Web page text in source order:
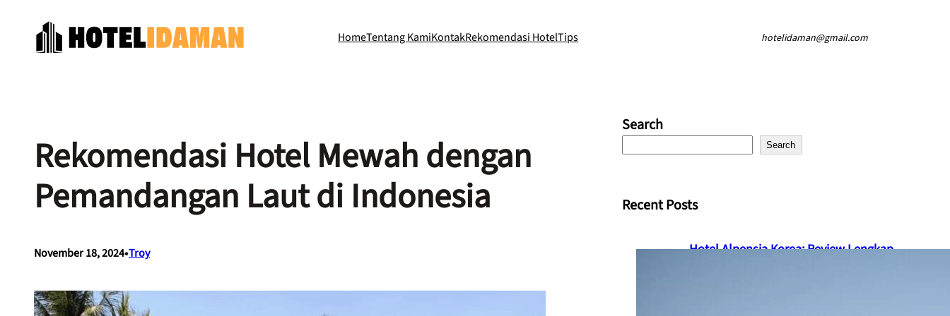
content
HomeTentang KamiKontakRekomendasi HotelTips hotelidaman@gmail.com
Rekomendasi Hotel Mewah dengan
Pemandangan Laut di Indonesia
November 18, 2024•Troy
Search
Search
Recent Posts
Hotel Alpensia Korea: Review Lengkap